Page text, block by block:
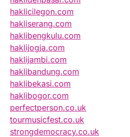
haklicilegon.com
hakliserang.com
haklibengkulu.com
haklijogja.com
haklijambi.com
haklibandung.com
haklibekasi.com
haklibogor.com
perfectperson.co.uk
tourmusicfest.co.uk
strongdemocracy.co.uk